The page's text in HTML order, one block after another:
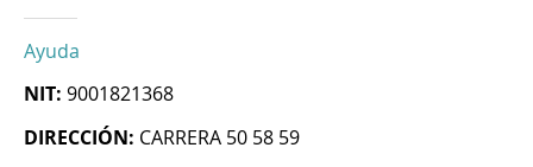
Ayuda
NIT: 9001821368
DIRECCIÓN: CARRERA 50 58 59